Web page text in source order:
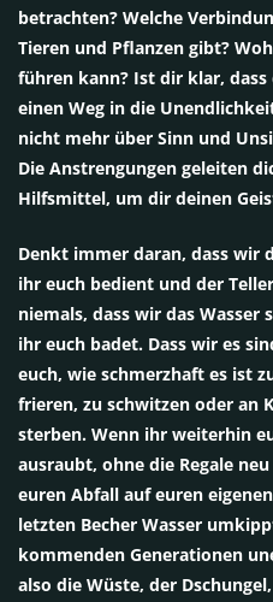
betrachten? Welche
Tieren und Pflanzen gibt?
führen kann? Ist dir klar,
einen Weg in die
nicht mehr über Sinn und
Die Anstrengungen geleiten
Hilfsmittel, um dir deinen
Denkt immer daran, dass wir
ihr euch bedient und der
niemals, dass wir das
ihr euch badet. Dass wir es
euch, wie schmerzhaft es ist
frieren, zu schwitzen oder an
sterben. Wenn ihr weiterhin
ausraubt, ohne die Regale
euren Abfall auf euren
letzten Becher Wasser
kommenden Generationen
also die Wüste, der